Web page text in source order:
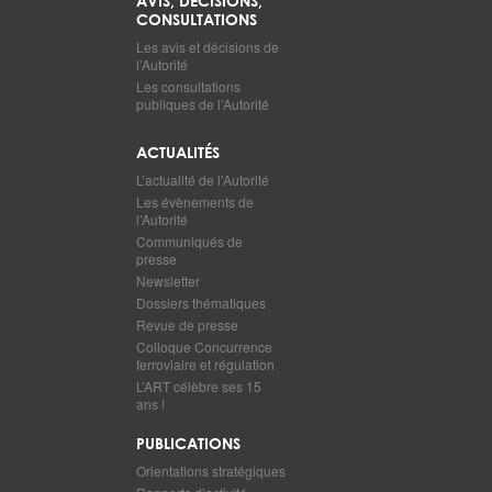
CONSULTATIONS
Les avis et décisions de
l’Autorité
Les consultations
publiques de l’Autorité
ACTUALITÉS
L’actualité de l’Autorité
Les évènements de
l’Autorité
Communiqués de
presse
Newsletter
Dossiers thématiques
Revue de presse
Colloque Concurrence
ferroviaire et régulation
L’ART célèbre ses 15
ans !
PUBLICATIONS
Orientations stratégiques